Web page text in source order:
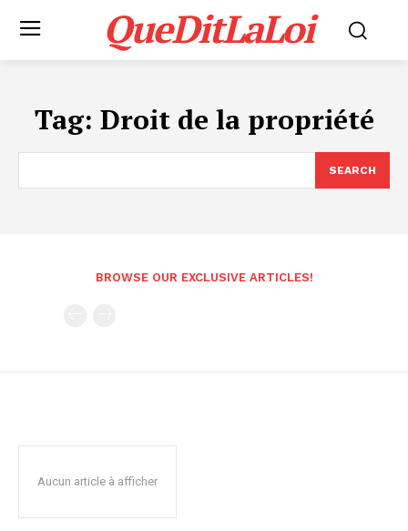
QueDitLaLoi
Tag: Droit de la propriété
SEARCH
BROWSE OUR EXCLUSIVE ARTICLES!
Aucun article à afficher